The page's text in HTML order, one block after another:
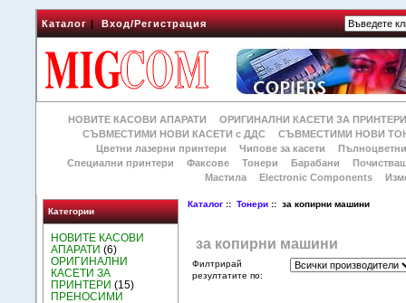
Каталог|Вход/Регистрация
НОВИТЕ КАСОВИ АПАРАТИ
ОРИГИНАЛНИ КАСЕТИ ЗА
СЪВМЕСТИМИ НОВИ КАСЕТИ с ДДС
СЪВМЕСТИМИ НОВИ
Цветни лазерни принтери
Чипове за касети
Специални принтери
Факсове Тонери Барабани
Мастила
Electronic Components
Категории
НОВИТЕ КАСОВИ
АПАРАТИ (6)
ОРИГИНАЛНИ
КАСЕТИ ЗА
ПРИНТЕРИ (15)
ПРЕНОСИМИ
Каталог ::Тонери :: за копирни машини
за копирни машини
Филтрирай
резултатите по: